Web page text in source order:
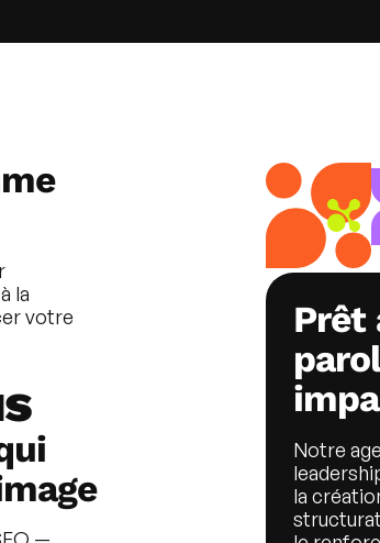
la
votre
Prêt
Notre
la